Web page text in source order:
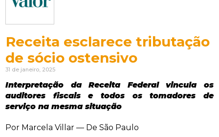
Receita esclarece tributação
de sócio ostensivo
31 de janeiro, 2025
Interpretação da Receita Federal vincula os
auditores fiscais e todos os tomadores de
serviço na mesma situação
Por Marcela Villar — De São Paulo